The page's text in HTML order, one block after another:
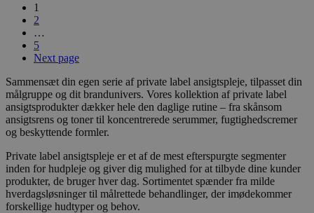
1
2
…
5
Next page
Sammensæt din egen serie af private label ansigtspleje, tilpasset din
målgruppe og dit brandunivers. Vores kollektion af private label
ansigtsprodukter dækker hele den daglige rutine – fra skånsom
ansigtsrens og toner til koncentrerede serummer, fugtighedscremer
og beskyttende formler.
Private label ansigtspleje er et af de mest efterspurgte segmenter
inden for hudpleje og giver dig mulighed for at tilbyde dine kunder
produkter, de bruger hver dag. Sortimentet spænder fra milde
hverdagsløsninger til målrettede behandlinger, der imødekommer
forskellige hudtyper og behov.